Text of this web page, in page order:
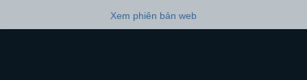
Xem phiên bản web